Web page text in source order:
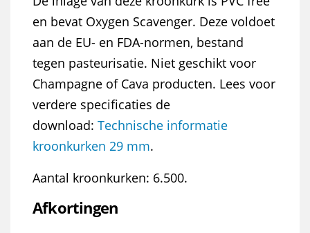
en bevat Oxygen Scavenger. Deze voldoet
aan de EU- en FDA-normen, bestand
tegen pasteurisatie. Niet geschikt voor
Champagne of Cava producten. Lees voor
verdere specificaties de
download: Technische informatie
kroonkurken 29 mm.
Aantal kroonkurken: 6.500.
Afkortingen